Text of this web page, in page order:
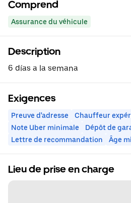
Comprend
Assurance du véhicule
Description
6 días a la semana
Exigences
Preuve d'adresse
Chauffeur
Note Uber minimale
Dépôt de
Lettre de recommandation
Âge
Lieu de prise en charge